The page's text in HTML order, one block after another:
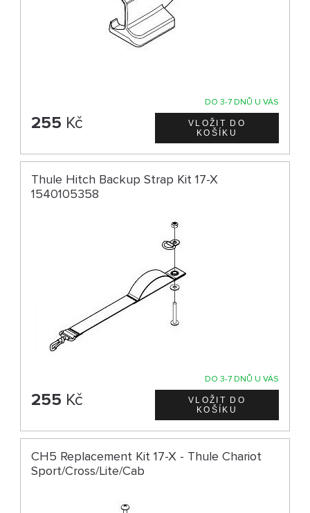
DO 3-7 DNŮ U VÁS
255 Kč
Thule Hitch Backup Strap Kit 17-X
1540105358
DO 3-7 DNŮ U VÁS
255 Kč
CH5 Replacement Kit 17-X - Thule Chariot
Sport/Cross/Lite/Cab